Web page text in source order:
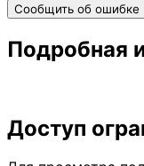
Сообщить об ошибке
Подробная
Доступ